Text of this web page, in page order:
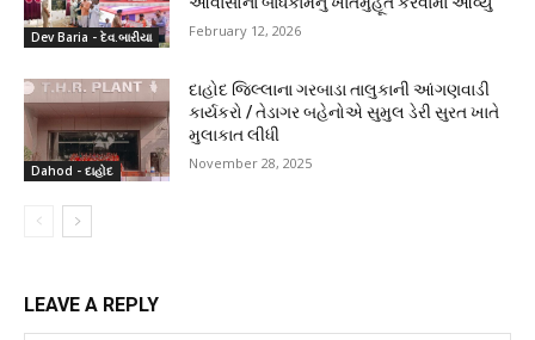
Dev Baria - દેવ.બારીયા February 12, 2026
Dahod - દાહોદ
દાહોદ જિલ્લાના ગરબાડા તાલુકાની આંગણવાડી
કાર્યકરો / તેડાગર બહેનોએ સુમુલ ડેરી સુરત ખાતે
મુલાકાત લીધી
November 28, 2025
LEAVE A REPLY